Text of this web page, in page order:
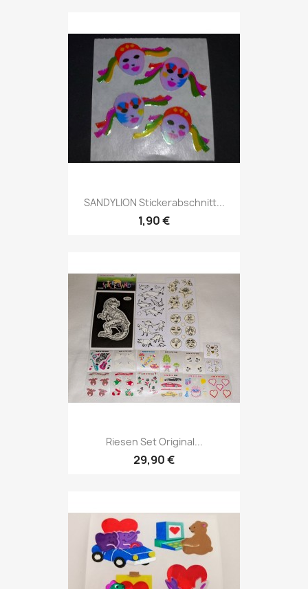
SANDYLION Stickerabschnitt...
1,90 €
Riesen Set Original...
29,90 €